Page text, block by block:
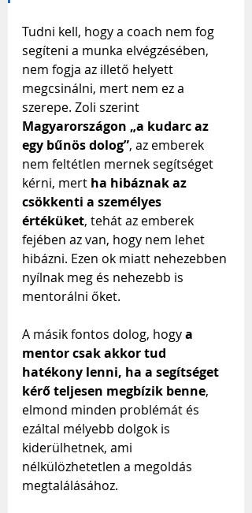
Tudni kell, hogy a coach nem fog
segíteni a munka elvégzésében,
nem fogja az illető helyett
megcsinálni, mert nem ez a
szerepe. Zoli szerint
Magyarországon „a kudarc az
egy bűnös dolog”, az emberek
nem feltétlen mernek segítséget
kérni, mert ha hibáznak az
csökkenti a személyes
értéküket, tehát az emberek
fejében az van, hogy nem lehet
hibázni. Ezen ok miatt nehezebben
nyílnak meg és nehezebb is
mentorálni őket.
A másik fontos dolog, hogy a
mentor csak akkor tud
hatékony lenni, ha a segítséget
kérő teljesen megbízik benne,
elmond minden problémát és
ezáltal mélyebb dolgok is
kiderülhetnek, ami
nélkülözhetetlen a megoldás
megtalálásához.